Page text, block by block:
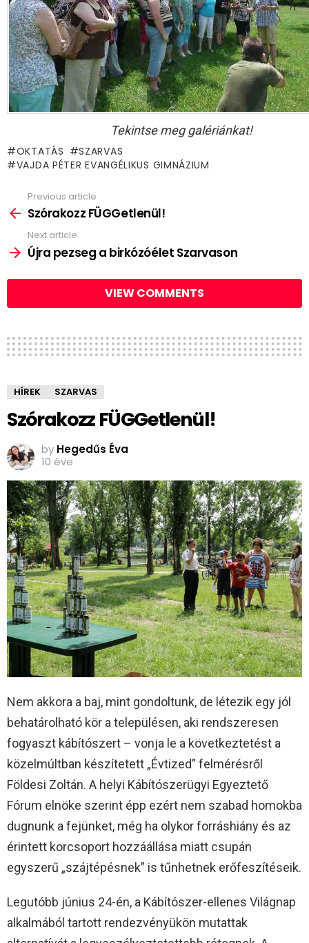
Tekintse meg galériánkat!
OKTATÁS
SZARVAS
VAJDA PÉTER EVANGÉLIKUS GIMNÁZIUM
more
Previous article
Szórakozz FÜGGetlenül!
Next article
Újra pezseg a birkózóélet Szarvason
VIEW COMMENTS
HÍREK SZARVAS
Szórakozz FÜGGetlenül!
by Hegedűs Éva
10 éve
Nem akkora a baj, mint gondoltunk, de létezik egy jól
behatárolható kör a településen, aki rendszeresen
fogyaszt kábítószert – vonja le a következtetést a
közelmúltban készítetett „Évtized” felmérésről
Földesi Zoltán. A helyi Kábítószerügyi Egyeztető
Fórum elnöke szerint épp ezért nem szabad homokba
dugnunk a fejünket, még ha olykor forráshiány és az
érintett korcsoport hozzáállása miatt csupán
egyszerű „szájtépésnek” is tűnhetnek erőfeszítéseik.
Legutóbb június 24-én, a Kábítószer-ellenes Világnap
alkalmából tartott rendezvényükön mutattak